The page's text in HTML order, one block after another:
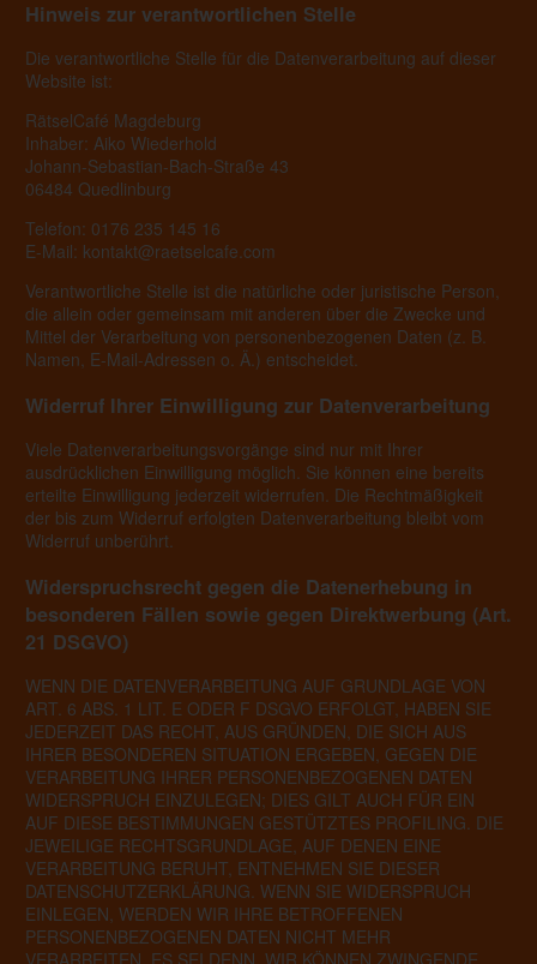
Hinweis zur verantwortlichen Stelle
Die verantwortliche Stelle für die Datenverarbeitung auf dieser
Website ist:
RätselCafé Magdeburg
Inhaber: Aiko Wiederhold
Johann-Sebastian-Bach-Straße 43
06484 Quedlinburg
Telefon: 0176 235 145 16
E-Mail: kontakt@raetselcafe.com
Verantwortliche Stelle ist die natürliche oder juristische Person,
die allein oder gemeinsam mit anderen über die Zwecke und
Mittel der Verarbeitung von personenbezogenen Daten (z. B.
Namen, E-Mail-Adressen o. Ä.) entscheidet.
Widerruf Ihrer Einwilligung zur Datenverarbeitung
Viele Datenverarbeitungsvorgänge sind nur mit Ihrer
ausdrücklichen Einwilligung möglich. Sie können eine bereits
erteilte Einwilligung jederzeit widerrufen. Die Rechtmäßigkeit
der bis zum Widerruf erfolgten Datenverarbeitung bleibt vom
Widerruf unberührt.
Widerspruchsrecht gegen die Datenerhebung in
besonderen Fällen sowie gegen Direktwerbung (Art.
21 DSGVO)
WENN DIE DATENVERARBEITUNG AUF GRUNDLAGE VON
ART. 6 ABS. 1 LIT. E ODER F DSGVO ERFOLGT, HABEN SIE
JEDERZEIT DAS RECHT, AUS GRÜNDEN, DIE SICH AUS
IHRER BESONDEREN SITUATION ERGEBEN, GEGEN DIE
VERARBEITUNG IHRER PERSONENBEZOGENEN DATEN
WIDERSPRUCH EINZULEGEN; DIES GILT AUCH FÜR EIN
AUF DIESE BESTIMMUNGEN GESTÜTZTES PROFILING. DIE
JEWEILIGE RECHTSGRUNDLAGE, AUF DENEN EINE
VERARBEITUNG BERUHT, ENTNEHMEN SIE DIESER
DATENSCHUTZERKLÄRUNG. WENN SIE WIDERSPRUCH
EINLEGEN, WERDEN WIR IHRE BETROFFENEN
PERSONENBEZOGENEN DATEN NICHT MEHR
VERARBEITEN, ES SEI DENN, WIR KÖNNEN ZWINGENDE